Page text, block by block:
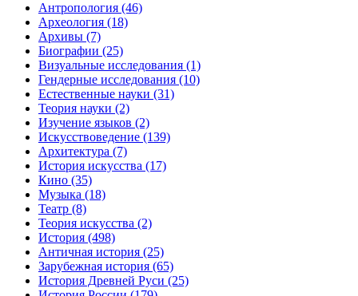
Антропология (46)
Археология (18)
Архивы (7)
Биографии (25)
Визуальные исследования (1)
Гендерные исследования (10)
Естественные науки (31)
Теория науки (2)
Изучение языков (2)
Искусствоведение (139)
Архитектура (7)
История искусства (17)
Кино (35)
Музыка (18)
Театр (8)
Теория искусства (2)
История (498)
Античная история (25)
Зарубежная история (65)
История Древней Руси (25)